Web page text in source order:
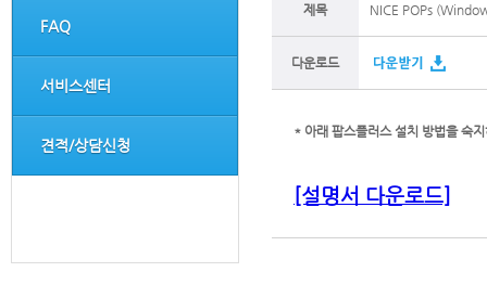
FAQ
서비스센터
견적/상담신청
제목 NICE POPs
다운로드
* 아래 팝스플러스 설치 방법을 숙
[설명서 다운로드]